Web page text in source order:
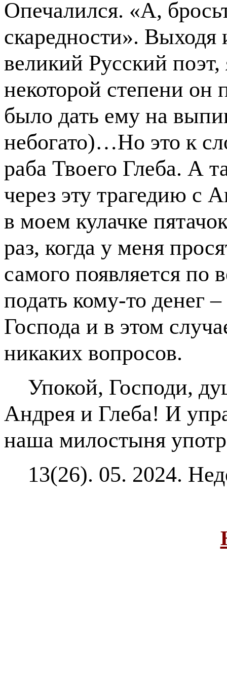
Опечалился. «А,
скаредности». Выходя
великий Русский поэт,
некоторой степени
было дать ему на
небогато)…Но это к
раба Твоего Глеба. А
через эту трагедию с
в моем кулачке
раз, когда у меня
самого появляется по
подать кому-то денег
Господа и в этом
никаких вопросов.
Упокой, Господи,
Андрея и Глеба! И
наша милостыня
13(26). 05. 2024.